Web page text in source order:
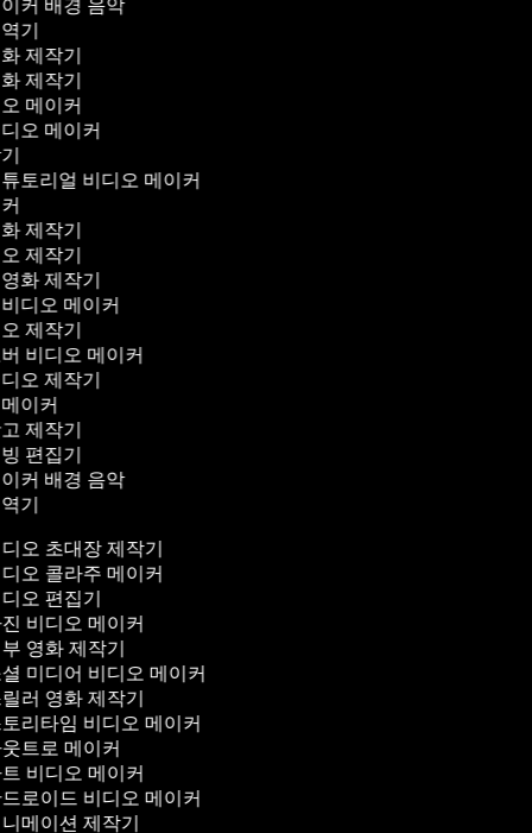
이커 배경 음악
기
화 제작기
화 제작기
오 메이커
디오 메이커
튜토리얼 비디오 메이커
화 제작기
오 제작기
영화 제작기
비디오 메이커
오 제작기
버 비디오 메이커
디오 제작기
메이커
고 제작기
빙 편집기
이커 배경 음악
기
오 초대장 제작기
오 콜라주 메이커
오 편집기
비디오 메이커
영화 제작기
미디어 비디오 메이커
러 영화 제작기
리타임 비디오 메이커
트로 메이커
비디오 메이커
로이드 비디오 메이커
메이션 제작기